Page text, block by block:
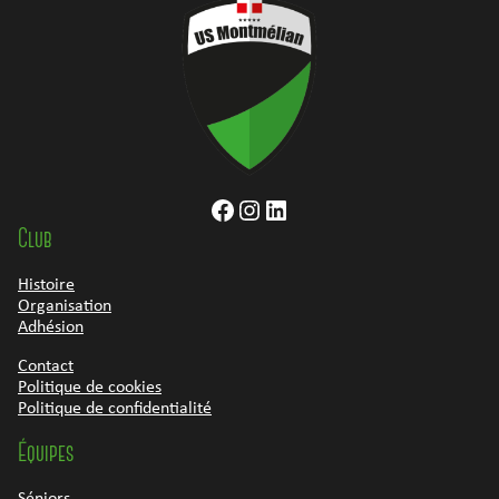
Facebook Instagram LinkedIn
Club
Histoire
Organisation
Adhésion
Contact
Politique de cookies
Politique de confidentialité
Équipes